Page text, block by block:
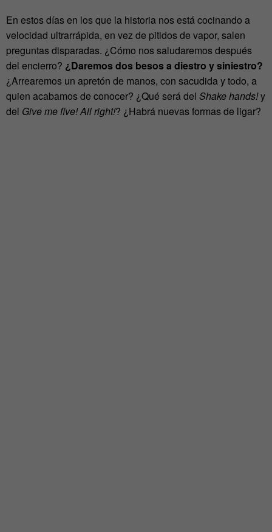
En estos días en los que la historia nos está cocinando a
velocidad ultrarrápida, en vez de pitidos de vapor, salen
preguntas disparadas. ¿Cómo nos saludaremos después
del encierro? ¿Daremos dos besos a diestro y siniestro?
¿Arrearemos un apretón de manos, con sacudida y todo, a
quien acabamos de conocer? ¿Qué será del Shake hands!y
del Give me five! All right!? ¿Habrá nuevas formas de ligar?